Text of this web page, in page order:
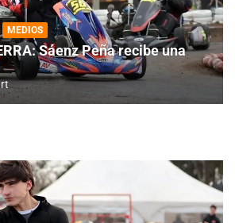
MEDIOS
Sáenz Peña recibe una